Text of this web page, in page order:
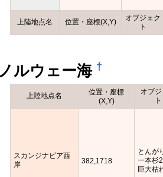
上陸地点名 位置・座標(X,Y)
オブジェク
ト
ノルウェー海 †
上陸地点名
位置・座標
(X,Y)
オブ
ト
スカンジナビア西
岸
382,1718
とんが
一本杉2
巨大枯